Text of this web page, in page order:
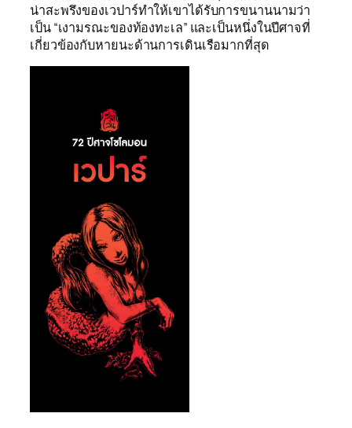
น่าสะพรึงของเวปาร์ทำให้เขาได้รับการขนานนามว่า
เป็น “เงามรณะของท้องทะเล” และเป็นหนึ่งในปีศาจที่
เกี่ยวข้องกับหายนะด้านการเดินเรือมากที่สุด